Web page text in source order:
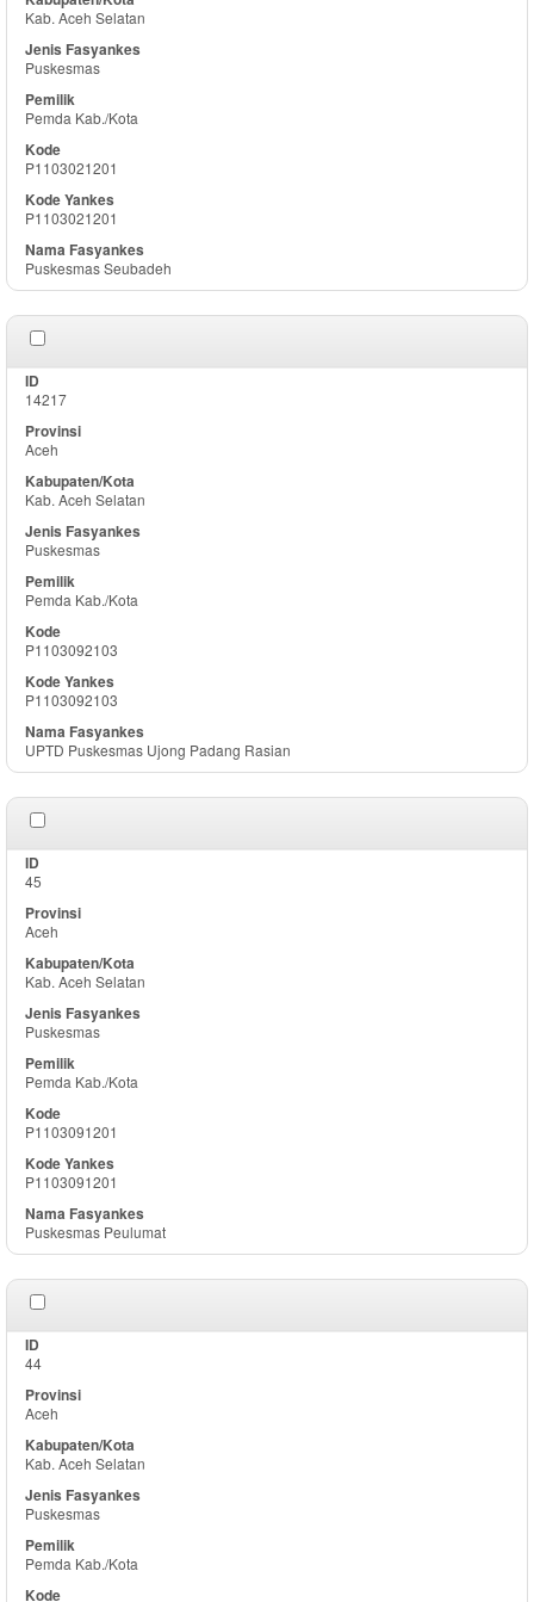
Kab. Aceh Selatan
Puskesmas
Pemda Kab./Kota
P1103021201
P1103021201
Puskesmas Seubadeh
14217
Aceh
Kab. Aceh Selatan
Puskesmas
Pemda Kab./Kota
P1103092103
P1103092103
UPTD Puskesmas Ujong Padang Rasian
45
Aceh
Kab. Aceh Selatan
Puskesmas
Pemda Kab./Kota
P1103091201
P1103091201
Puskesmas Peulumat
44
Aceh
Kab. Aceh Selatan
Puskesmas
Pemda Kab./Kota